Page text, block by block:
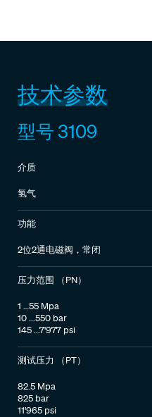
技术参数
型号 3109
介质
氢气
功能
2位2通电磁阀，常闭
压力范围 （PN）
1 …55 Mpa
10 ...550 bar
145 ...7'977 psi
测试压力 （PT）
82.5 Mpa
825 bar
11'965 psi